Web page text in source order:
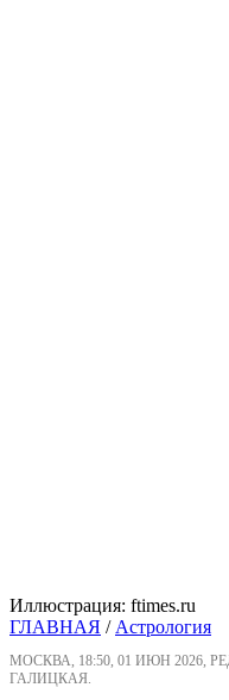
Иллюстрация: ftimes.ru
ГЛАВНАЯ /Астрология
МОСКВА, 18:50, 01 ИЮН 2026,
ГАЛИЦКАЯ.